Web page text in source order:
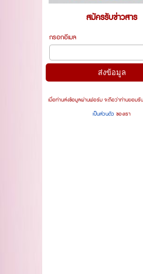
สมัครรับข่าวสาร
กรอกอีเมล
เมื่อท่านส่งข้อมูลผ่านฟอร์ม จะถือว่าท่านยอมรั
เป็นส่วนตัวของเรา